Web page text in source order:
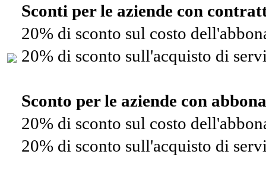
Sconti per le aziende con
20% di sconto sul costo
20% di sconto sull'acquisto di
Sconto per le aziende con
20% di sconto sul costo
20% di sconto sull'acquisto di